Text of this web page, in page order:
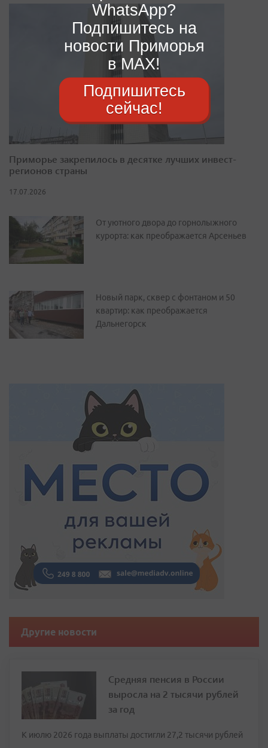
Приморье закрепилось в десятке лучших инвест-
регионов страны
17.07.2026
От уютного двора до горнолыжного
курорта: как преображается Арсеньев
Новый парк, сквер с фонтаном и 50
квартир: как преображается
Дальнегорск
Другие новости
Средняя пенсия в России
выросла на 2 тысячи рублей
за год
К июлю 2026 года выплаты достигли 27,2 тысячи рублей
WhatsApp?
Подпишитесь на
новости Приморья
в MAX!
Подпишитесь
сейчас!